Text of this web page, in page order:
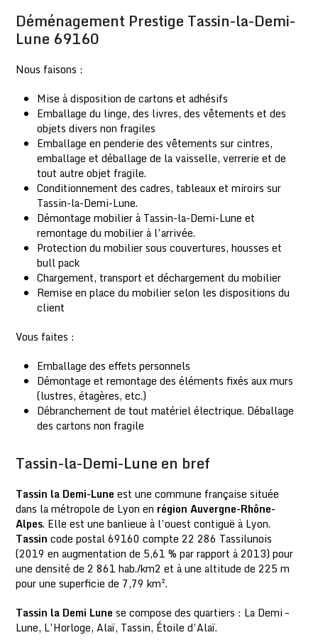
Déménagement Prestige Tassin-la-Demi-
Lune 69160
Nous faisons :
Mise à disposition de cartons et adhésifs
Emballage du linge, des livres, des vêtements et des
objets divers non fragiles
Emballage en penderie des vêtements sur cintres,
emballage et déballage de la vaisselle, verrerie et de
tout autre objet fragile.
Conditionnement des cadres, tableaux et miroirs sur
Tassin-la-Demi-Lune.
Démontage mobilier à Tassin-la-Demi-Lune et
remontage du mobilier à l’arrivée.
Protection du mobilier sous couvertures, housses et
bull pack
Chargement, transport et déchargement du mobilier
Remise en place du mobilier selon les dispositions du
client
Vous faites :
Emballage des effets personnels
Démontage et remontage des éléments fixés aux murs
(lustres, étagères, etc.)
Débranchement de tout matériel électrique. Déballage
des cartons non fragile
Tassin-la-Demi-Lune en bref
Tassin la Demi-Lune est une commune française située
dans la métropole de Lyon en région Auvergne-Rhône-
Alpes. Elle est une banlieue à l’ouest contiguë à Lyon.
Tassin code postal 69160 compte 22 286 Tassilunois
(2019 en augmentation de 5,61 % par rapport à 2013) pour
une densité de 2 861 hab./km2 et à une altitude de 225 m
pour une superficie de 7,79 km².
Tassin la Demi Lune se compose des quartiers : La Demi –
Lune, L’Horloge, Alaï, Tassin, Étoile d’Alaï.